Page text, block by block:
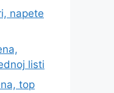
napete
listi
top